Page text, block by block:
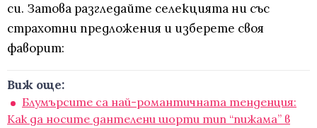
си. Затова разгледайте селекцията ни със
страхотни предложения и изберете своя
фаворит:
Виж още:
Блумърсите са най-романтичната тенденция:
Kак да носите дантелени шорти тип “пижама” в